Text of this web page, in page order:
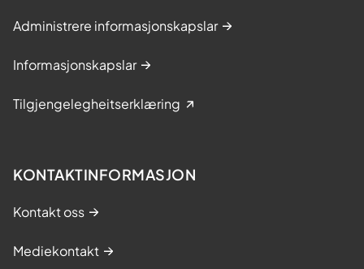
Administrere informasjonskapslar
Informasjonskapslar
Tilgjengelegheitserklæring
KONTAKTINFORMASJON
Kontakt oss
Mediekontakt